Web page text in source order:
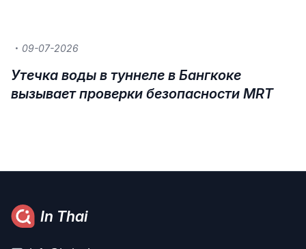
09-07-2026
Утечка воды в туннеле в Бангкоке
вызывает проверки безопасности MRT
In Thai